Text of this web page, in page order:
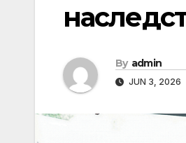
By admin
JUN 3, 2026